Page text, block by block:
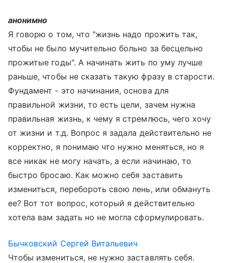
анонимно
Я говорю о том, что "жизнь надо прожить так,
чтобы не было мучительно больно за бесцельно
прожитые годы". А начинать жить по уму лучше
раньше, чтобы не сказать такую фразу в старости.
Фундамент - это начинания, основа для
правильной жизни, то есть цели, зачем нужна
правильная жизнь, к чему я стремлюсь, чего хочу
от жизни и т.д. Вопрос я задала действительно не
корректно, я понимаю что нужно меняться, но я
все никак не могу начать, а если начинаю, то
быстро бросаю. Как можно себя заставить
измениться, перебороть свою лень, или обмануть
ее? Вот тот вопрос, который я действительно
хотела вам задать но не могла сформулировать.
Бычковский Сергей Витальевич
Чтобы измениться, не нужно заставлять себя.